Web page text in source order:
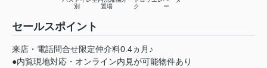
別
置場
ク
ー
セールスポイント
来店・電話問合せ限定仲介料0.4ヵ月♪
●内覧現地対応・オンライン内見が可能物件あり